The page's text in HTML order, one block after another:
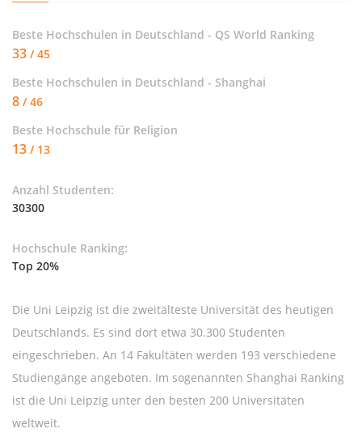
Beste Hochschulen in Deutschland - QS World Ranking
33 / 45
Beste Hochschulen in Deutschland - Shanghai
8 / 46
Beste Hochschule für Religion
13 / 13
Anzahl Studenten:
30300
Hochschule Ranking:
Top 20%
Die Uni Leipzig ist die zweitälteste Universität des heutigen
Deutschlands. Es sind dort etwa 30.300 Studenten
eingeschrieben. An 14 Fakultäten werden 193 verschiedene
Studiengänge angeboten. Im sogenannten Shanghai Ranking
ist die Uni Leipzig unter den besten 200 Universitäten
weltweit.